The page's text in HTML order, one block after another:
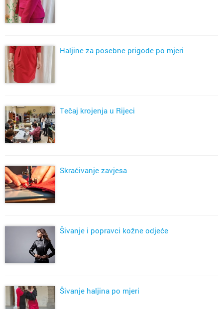
Haljine za posebne prigode po mjeri
Tečaj krojenja u Rijeci
Skraćivanje zavjesa
Šivanje i popravci kožne odjeće
Šivanje haljina po mjeri